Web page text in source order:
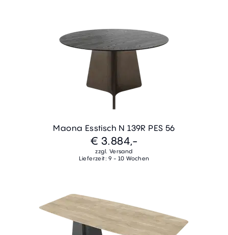
Maona Esstisch N 139R PES 56
€ 3.884,-
zzgl. Versand
Lieferzeit: 9 - 10 Wochen